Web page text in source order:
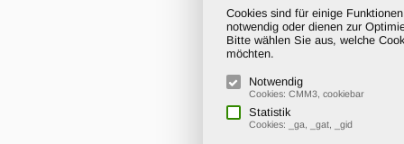
Cookies sind für einige
notwendig oder dienen zur
Bitte wählen Sie aus, welche
möchten.
Notwendig
Cookies: CMM3, cookiebar
Statistik
Cookies: _ga, _gat, _gid